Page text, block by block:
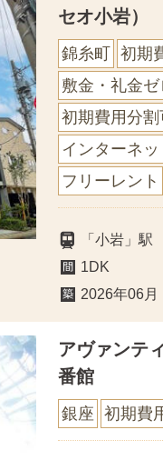
セオ小岩）
錦糸町
初期
敷金・礼金ゼ
初期費用分割
インターネ
フリーレント
「小岩」
1DK
2026年06月
アヴァンテ
番館
銀座 初期費